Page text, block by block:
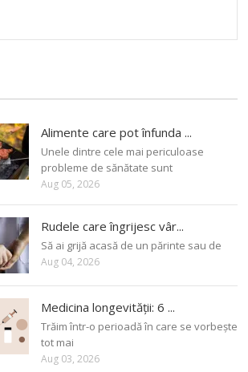
Alimente care pot înfunda ...
Unele dintre cele mai periculoase
probleme de sănătate sunt
Aug 05, 2026
Rudele care îngrijesc vâr...
Să ai grijă acasă de un părinte sau de
Aug 04, 2026
Medicina longevității: 6 ...
Trăim într-o perioadă în care se vorbește
tot mai
Aug 03, 2026